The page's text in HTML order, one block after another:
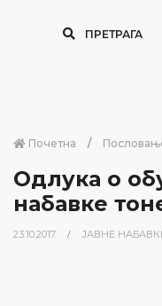
ПРЕТРАГА
Почетна
Одлука о
набавке
23.10.2017. ЈАВНЕ